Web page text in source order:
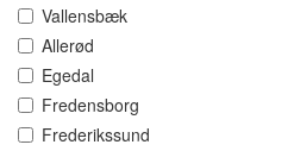
Vallensbæk
Allerød
Egedal
Fredensborg
Frederikssund